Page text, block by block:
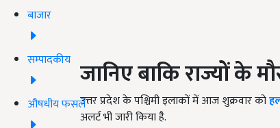
बाजार
सम्पादकीय
औषधीय फसलें
जानिए बाकि राज्यों के
उत्तर प्रदेश के पश्चिमी इलाकों में आज शुक्रवार को
अलर्ट भी जारी किया है.